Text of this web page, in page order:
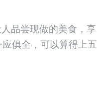
品尝现做的美食，享
俱全，可以算得上五